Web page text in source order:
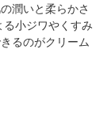
潤いと柔らかさ
小ジワやくすみ
るのがクリーム